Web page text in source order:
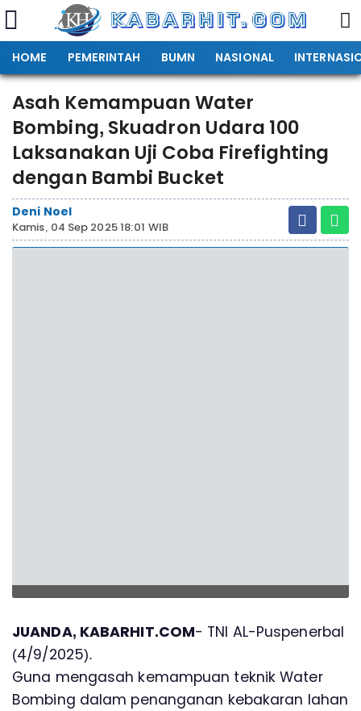
HOME PEMERINTAH BUMN NASIONAL
Asah Kemampuan Water
Bombing, Skuadron Udara 100
Laksanakan Uji Coba Firefighting
dengan Bambi Bucket
Deni Noel
Kamis, 04 Sep 2025 18:01 WIB
JUANDA, KABARHIT.COM- TNl AL-Puspenerbal
(4/9/2025).
Guna mengasah kemampuan teknik Water
Bombing dalam penanganan kebakaran lahan